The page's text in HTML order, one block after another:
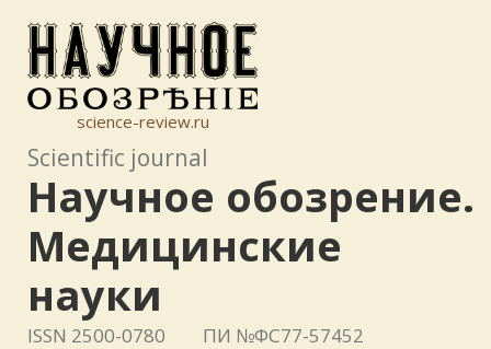
science-review.ru
Scientific journal
Научное обозрение.
Медицинские
науки
ISSN 2500-0780 ПИ №ФС77-57452